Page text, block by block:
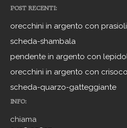
POST RECENTI:
orecchini in argento con
scheda-shambala
pendente in argento con
orecchini in argento con
scheda-quarzo-gatteggiante
INFO:
chiama